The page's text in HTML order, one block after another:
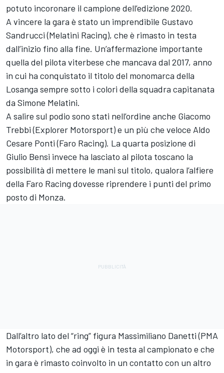
potuto incoronare il campione dell’edizione 2020.
A vincere la gara è stato un imprendibile Gustavo
Sandrucci (Melatini Racing), che è rimasto in testa
dall’inizio fino alla fine. Un’affermazione importante
quella del pilota viterbese che mancava dal 2017, anno
in cui ha conquistato il titolo del monomarca della
Losanga sempre sotto i colori della squadra capitanata
da Simone Melatini.
A salire sul podio sono stati nell’ordine anche Giacomo
Trebbi (Explorer Motorsport) e un più che veloce Aldo
Cesare Ponti (Faro Racing). La quarta posizione di
Giulio Bensi invece ha lasciato al pilota toscano la
possibilità di mettere le mani sul titolo, qualora l’alfiere
della Faro Racing dovesse riprendere i punti del primo
posto di Monza.
Dall’altro lato del “ring” figura Massimiliano Danetti (PMA
Motorsport), che ad oggi è in testa al campionato e che
in gara è rimasto coinvolto in un contatto con un altro